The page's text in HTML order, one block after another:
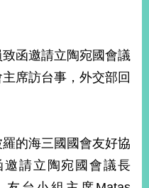
函邀請立陶宛國會議
席訪台事，外交部回
的海三國國會友好協
請立陶宛國會議長